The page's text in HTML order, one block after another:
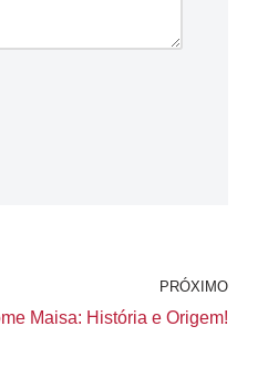
PRÓXIMO
Maisa: História e Origem!